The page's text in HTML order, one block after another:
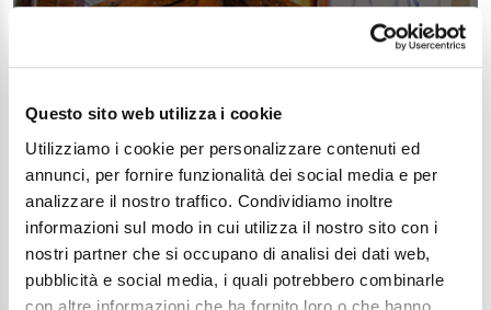
Questo sito web utilizza i cookie
Utilizziamo i cookie per personalizzare contenuti ed
annunci, per fornire funzionalità dei social media e per
analizzare il nostro traffico. Condividiamo inoltre
informazioni sul modo in cui utilizza il nostro sito con i
nostri partner che si occupano di analisi dei dati web,
pubblicità e social media, i quali potrebbero combinarle
con altre informazioni che ha fornito loro o che hanno